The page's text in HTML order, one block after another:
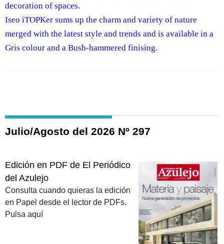
decoration of spaces.
Iseo iTOPKer sums up the charm and variety of nature
merged with the latest style and trends and is available in a
Gris colour and a Bush-hammered finising.
Julio/Agosto del 2026 Nº 297
Edición en PDF de El Periódico
del Azulejo
Consulta cuando quieras la edición
en Papel desde el lector de PDFs.
Pulsa aquí